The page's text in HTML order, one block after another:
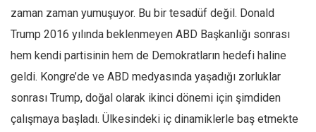
Mehmet Ali Tekin
Abir E. Nahas
Amina S. Jenenkovic
Bağdagül Öz
Esra Elönü
» Yazar arşivi
zaman zaman yumuşuyor. Bu bir tesadüf değil. Donald
Trump 2016 yılında beklenmeyen ABD Başkanlığı sonrası
hem kendi partisinin hem de Demokratların hedefi haline
geldi. Kongre’de ve ABD medyasında yaşadığı zorluklar
sonrası Trump, doğal olarak ikinci dönemi için şimdiden
çalışmaya başladı. Ülkesindeki iç dinamiklerle baş etmekte